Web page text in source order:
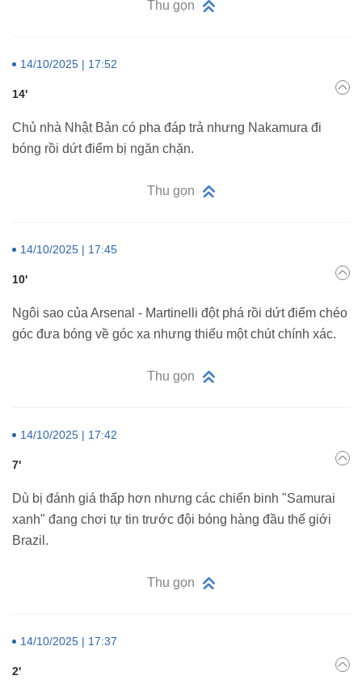
Thu gọn
14/10/2025 | 17:52
14'
Chủ nhà Nhật Bản có pha đáp trả nhưng Nakamura đi
bóng rồi dứt điểm bị ngăn chặn.
Thu gọn
14/10/2025 | 17:45
10'
Ngôi sao của Arsenal - Martinelli đột phá rồi dứt điểm chéo
góc đưa bóng về góc xa nhưng thiếu một chút chính xác.
Thu gọn
14/10/2025 | 17:42
7'
Dù bị đánh giá thấp hơn nhưng các chiến binh "Samurai
xanh" đang chơi tự tin trước đội bóng hàng đầu thế giới
Brazil.
Thu gọn
14/10/2025 | 17:37
2'